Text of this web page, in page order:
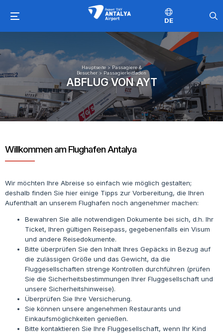
DE
Hauptseite>Passagiere &
Besucher > Passagierleitfaden
ABFLUG VON AYT
Willkommen am Flughafen Antalya
Wir möchten Ihre Abreise so einfach wie möglich gestalten;
deshalb finden Sie hier einige Tipps zur Vorbereitung, die Ihren
Aufenthalt an unserem Flughafen noch angenehmer machen:
Bewahren Sie alle notwendigen Dokumente bei sich, d.h. Ihr
Ticket, Ihren gültigen Reisepass, gegebenenfalls ein Visum
und andere Reisedokumente.
Bitte überprüfen Sie den Inhalt Ihres Gepäcks in Bezug auf
die zulässigen Größe und das Gewicht, da die
Fluggesellschaften strenge Kontrollen durchführen (prüfen
Sie die Sicherheitsbestimmungen Ihrer Fluggesellschaft und
unsere Sicherheitshinweise).
Überprüfen Sie Ihre Versicherung.
Sie können unsere angenehmen Restaurants und
Einkaufsmöglichkeiten genießen.
Bitte kontaktieren Sie Ihre Fluggesellschaft, wenn Ihr Kind